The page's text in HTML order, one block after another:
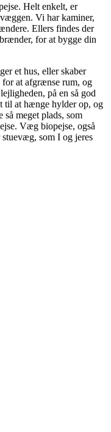
Helt enkelt, er
Vi har kaminer,
Ellers findes der
for at bygge din
et hus, eller skaber
at afgrænse rum, og
på en så god
til at hænge hylder op, og
så meget plads, som
Væg biopejse, også
stuevæg, som I og jeres